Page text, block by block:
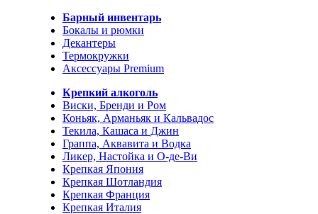
Барный инвентарь
Бокалы и рюмки
Декантеры
Термокружки
Аксессуары Premium
Крепкий алкоголь
Виски, Бренди и Ром
Коньяк, Арманьяк и Кальвадос
Текила, Кашаса и Джин
Граппа, Аквавита и Водка
Ликер, Настойка и О-де-Ви
Крепкая Япония
Крепкая Шотландия
Крепкая Франция
Крепкая Италия